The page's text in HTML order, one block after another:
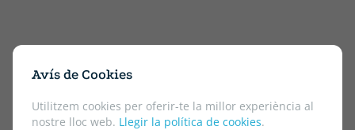
Avís de Cookies
Utilitzem cookies per oferir-te la millor experiència al
nostre lloc web. Llegir la política de cookies.